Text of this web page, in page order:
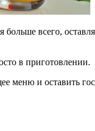
в приготовлении.
меню и оставить